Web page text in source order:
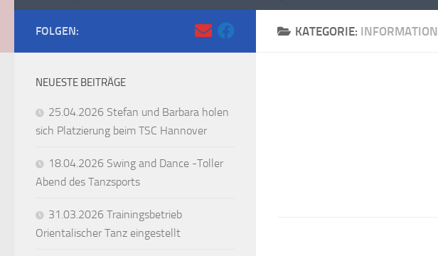
KATEGORIE: INFORMATION
FOLGEN:
NEUESTE BEITRÄGE
25.04.2026 Stefan und Barbara holen
sich Platzierung beim TSC Hannover
18.04.2026 Swing and Dance -Toller
Abend des Tanzsports
31.03.2026 Trainingsbetrieb
Orientalischer Tanz eingestellt